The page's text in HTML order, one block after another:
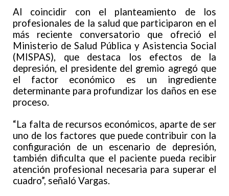
Al coincidir con el planteamiento de los
profesionales de la salud que participaron en el
más reciente conversatorio que ofreció el
Ministerio de Salud Pública y Asistencia Social
(MISPAS), que destaca los efectos de la
depresión, el presidente del gremio agregó que
el factor económico es un ingrediente
determinante para profundizar los daños en ese
proceso.
“La falta de recursos económicos, aparte de ser
uno de los factores que puede contribuir con la
configuración de un escenario de depresión,
también dificulta que el paciente pueda recibir
atención profesional necesaria para superar el
cuadro”, señaló Vargas.